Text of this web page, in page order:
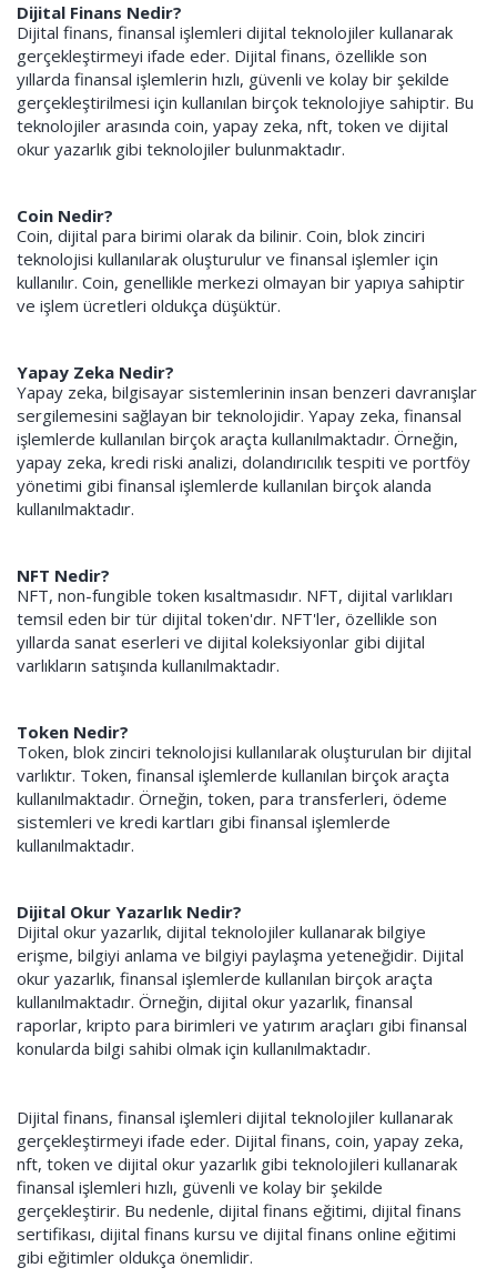
Dijital Finans Nedir?
Dijital finans, finansal işlemleri dijital teknolojiler kullanarak
gerçekleştirmeyi ifade eder. Dijital finans, özellikle son
yıllarda finansal işlemlerin hızlı, güvenli ve kolay bir şekilde
gerçekleştirilmesi için kullanılan birçok teknolojiye sahiptir. Bu
teknolojiler arasında coin, yapay zeka, nft, token ve dijital
okur yazarlık gibi teknolojiler bulunmaktadır.
Coin Nedir?
Coin, dijital para birimi olarak da bilinir. Coin, blok zinciri
teknolojisi kullanılarak oluşturulur ve finansal işlemler için
kullanılır. Coin, genellikle merkezi olmayan bir yapıya sahiptir
ve işlem ücretleri oldukça düşüktür.
Yapay Zeka Nedir?
Yapay zeka, bilgisayar sistemlerinin insan benzeri davranışlar
sergilemesini sağlayan bir teknolojidir. Yapay zeka, finansal
işlemlerde kullanılan birçok araçta kullanılmaktadır. Örneğin,
yapay zeka, kredi riski analizi, dolandırıcılık tespiti ve portföy
yönetimi gibi finansal işlemlerde kullanılan birçok alanda
kullanılmaktadır.
NFT Nedir?
NFT, non-fungible token kısaltmasıdır. NFT, dijital varlıkları
temsil eden bir tür dijital token'dır. NFT'ler, özellikle son
yıllarda sanat eserleri ve dijital koleksiyonlar gibi dijital
varlıkların satışında kullanılmaktadır.
Token Nedir?
Token, blok zinciri teknolojisi kullanılarak oluşturulan bir dijital
varlıktır. Token, finansal işlemlerde kullanılan birçok araçta
kullanılmaktadır. Örneğin, token, para transferleri, ödeme
sistemleri ve kredi kartları gibi finansal işlemlerde
kullanılmaktadır.
Dijital Okur Yazarlık Nedir?
Dijital okur yazarlık, dijital teknolojiler kullanarak bilgiye
erişme, bilgiyi anlama ve bilgiyi paylaşma yeteneğidir. Dijital
okur yazarlık, finansal işlemlerde kullanılan birçok araçta
kullanılmaktadır. Örneğin, dijital okur yazarlık, finansal
raporlar, kripto para birimleri ve yatırım araçları gibi finansal
konularda bilgi sahibi olmak için kullanılmaktadır.
Dijital finans, finansal işlemleri dijital teknolojiler kullanarak
gerçekleştirmeyi ifade eder. Dijital finans, coin, yapay zeka,
nft, token ve dijital okur yazarlık gibi teknolojileri kullanarak
finansal işlemleri hızlı, güvenli ve kolay bir şekilde
gerçekleştirir. Bu nedenle, dijital finans eğitimi, dijital finans
sertifikası, dijital finans kursu ve dijital finans online eğitimi
gibi eğitimler oldukça önemlidir.